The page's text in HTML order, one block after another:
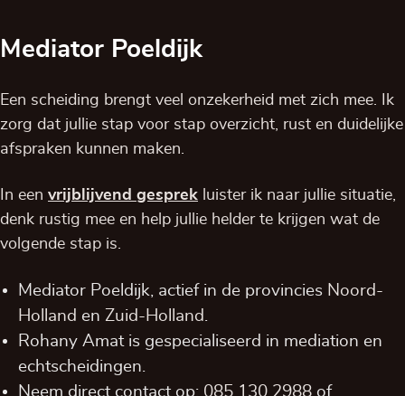
Mediator Poeldijk
Een scheiding brengt veel onzekerheid met zich mee. Ik
zorg dat jullie stap voor stap overzicht, rust en duidelijke
afspraken kunnen maken.
In een vrijblijvend gesprek luister ik naar jullie situatie,
denk rustig mee en help jullie helder te krijgen wat de
volgende stap is.
Mediator Poeldijk, actief in de provincies Noord-
Holland en Zuid-Holland
Rohany Amat is gespecialiseerd in mediation en
echtscheidingen.
Neem direct contact op: 085 130 2988 of